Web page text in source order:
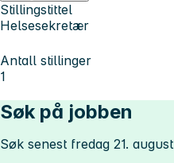
Stillingstittel
Helsesekretær
Antall stillinger
1
Søk på jobben
Søk senest fredag 21. august